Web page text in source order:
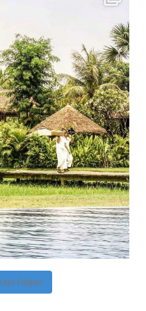
folgen